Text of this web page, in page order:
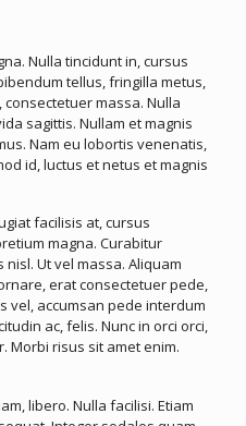
Nulla tincidunt in, cursus
tellus, fringilla metus,
massa. Nulla
sagittis. Nullam et magnis
Nam eu lobortis venenatis,
id, luctus et netus et magnis
facilisis at, cursus
magna. Curabitur
Ut vel massa. Aliquam
erat consectetuer pede,
vel, accumsan pede interdum
ac, felis. Nunc in orci orci,
Morbi risus sit amet enim.
libero. Nulla facilisi. Etiam